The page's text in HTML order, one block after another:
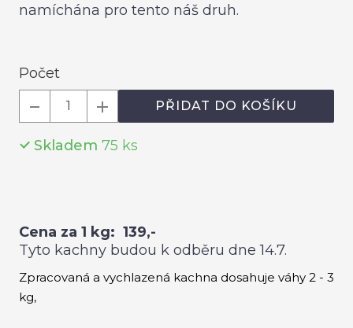
namíchána pro tento náš druh.
Počet
PŘIDAT DO KOŠÍKU
Skladem 75 ks
Cena za 1 kg: 139,-
Tyto kachny budou k odběru dne 14.7.
Zpracovaná a vychlazená kachna dosahuje váhy 2 - 3
kg,